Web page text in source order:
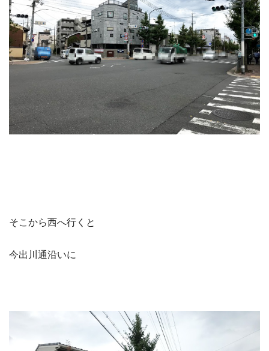
そこから西へ行くと
今出川通沿いに